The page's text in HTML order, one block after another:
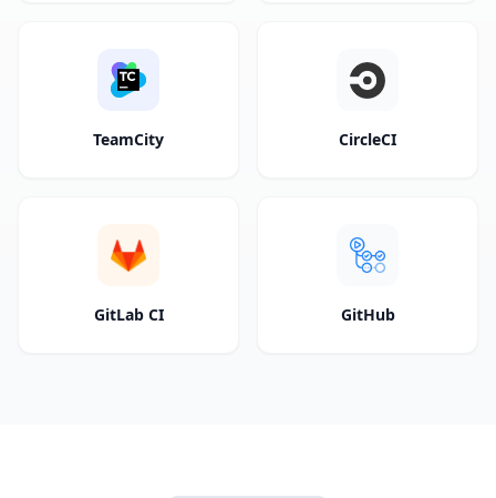
TeamCity CircleCI
GitLab CI GitHub